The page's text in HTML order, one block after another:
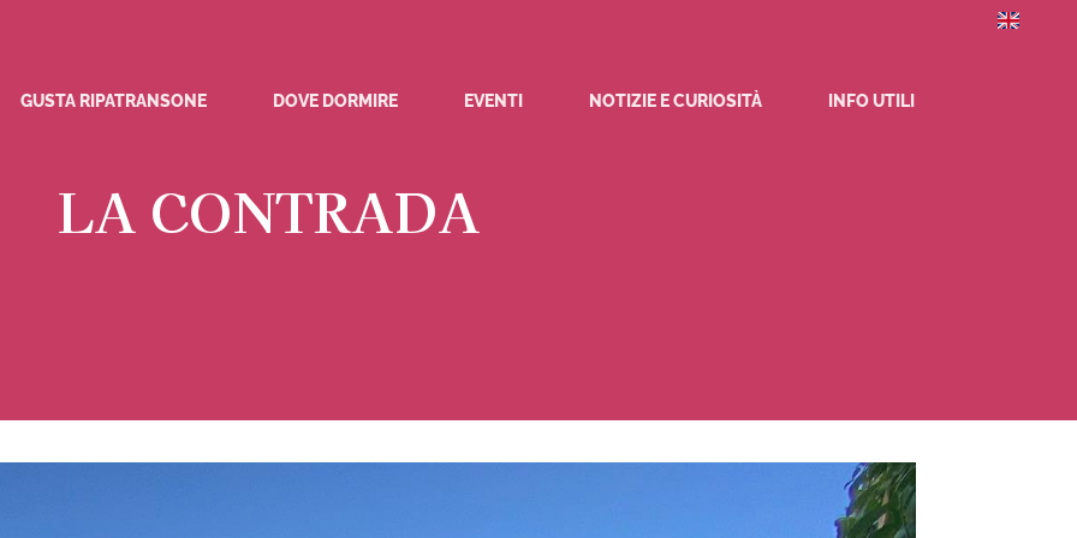
GUSTA RIPATRANSONE DOVE DORMIRE EVENTI NOTIZIE E CURIOSITÀ INFO UTILI
LA CONTRADA